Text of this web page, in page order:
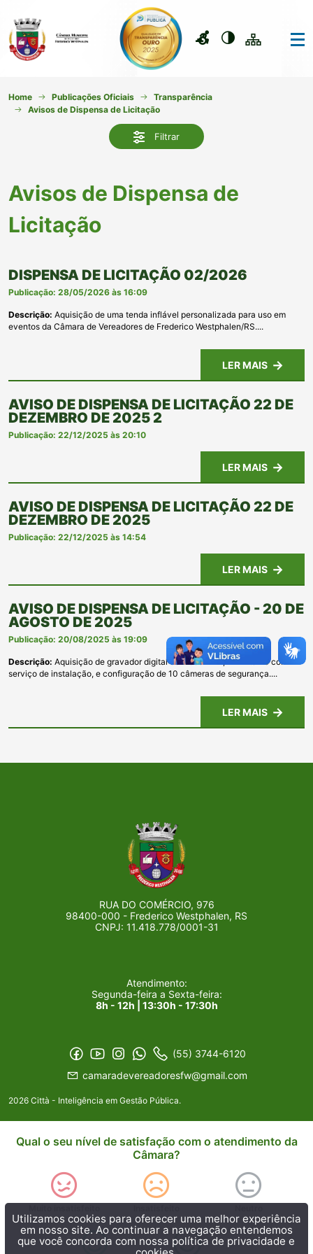
Home Publicações Oficiais
Transparência
Avisos de Dispensa de Licitação
Filtrar
Avisos de Dispensa de
Licitação
DISPENSA DE LICITAÇÃO 02/2026
Publicação: 28/05/2026 às 16:09
Descrição:
eventos da Câmara de Vereadores de Frederico Westphalen/RS....
LER MAIS
AVISO DE DISPENSA DE LICITAÇÃO 22 DE
DEZEMBRO DE 2025 2
Publicação: 22/12/2025 às 20:10
LER MAIS
AVISO DE DISPENSA DE LICITAÇÃO 22 DE
DEZEMBRO DE 2025
Publicação: 22/12/2025 às 14:54
LER MAIS
AVISO DE DISPENSA DE LICITAÇÃO - 20 DE
AGOSTO DE 2025
Publicação: 20/08/2025 às 19:09
Descrição:
serviço de instalação, e configuração de 10 câmeras de segurança....
LER MAIS
RUA DO COMÉRCIO, 976
98400-000 - Frederico Westphalen, RS
CNPJ: 11.418.778/0001-31
Atendimento:
Segunda-feira a Sexta-feira:
8h - 12h | 13:30h - 17:30h
(55) 3744-6120
camaradevereadoresfw@gmail.com
2026 Città - Inteligência em Gestão Pública.
Utilizamos cookies para oferecer uma melhor experiência
em nosso site. Ao continuar a navegação entendemos
que você concorda com nossa política de privacidade e
Qual o seu nível de satisfação com o atendimento da
Câmara?